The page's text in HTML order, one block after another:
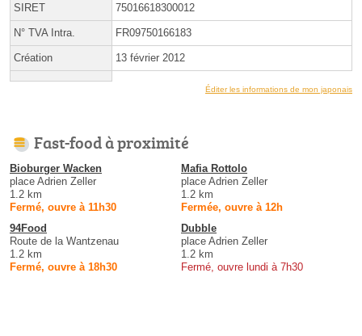
SIRET 75016618300012
N° TVA Intra. FR09750166183
Création 13 février 2012
Éditer les informations de mon japonais
Fast-food à proximité
Bioburger Wacken
place Adrien Zeller
1.2 km
Fermé, ouvre à 11h30
Mafia Rottolo
place Adrien Zeller
1.2 km
Fermée, ouvre à 12h
94Food
Route de la Wantzenau
1.2 km
Fermé, ouvre à 18h30
Dubble
place Adrien Zeller
1.2 km
Fermé, ouvre lundi à 7h30